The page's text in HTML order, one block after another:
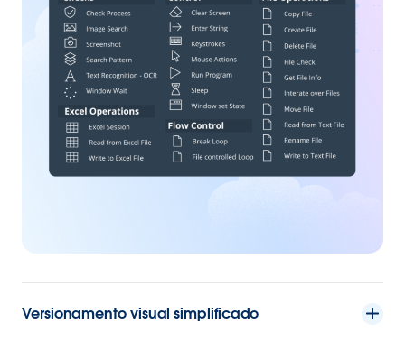
Versionamento visual simplificado